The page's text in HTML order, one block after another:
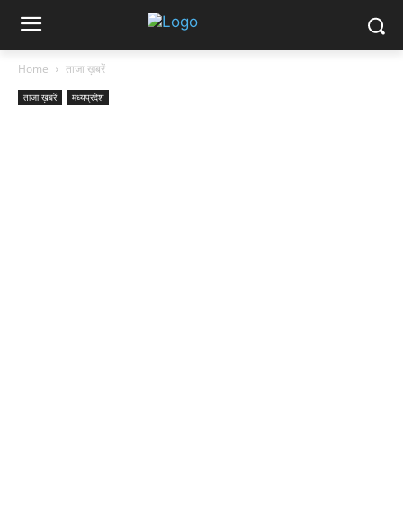
Home ताजा ख़बरें
ताजा ख़बरें मध्यप्रदेश